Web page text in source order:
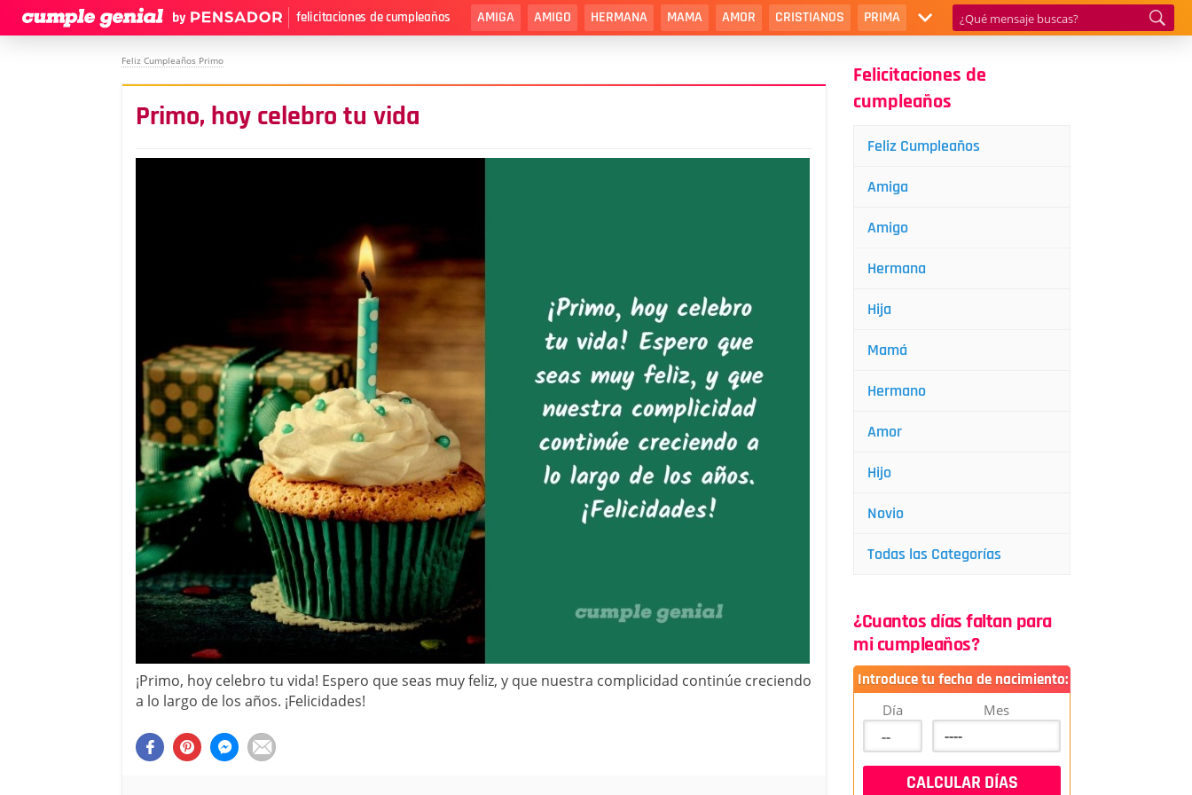
felicitaciones de cumpleaños AMIGA AMIGO HERMANA MAMA AMOR CRISTIANOS PRIMA
Feliz Cumpleaños Primo
Primo, hoy celebro tu vida
¡Primo, hoy celebro tu vida! Espero que seas muy feliz, y que nuestra complicidad continúe creciendo
a lo largo de los años. ¡Felicidades!
Felicitaciones de
cumpleaños
Feliz Cumpleaños
Amiga
Amigo
Hermana
Hija
Mamá
Hermano
Amor
Hijo
Novio
Todas las Categorías
¿Cuantos días faltan para
mi cumpleaños?
Introduce tu fecha de nacimiento:
Día Mes